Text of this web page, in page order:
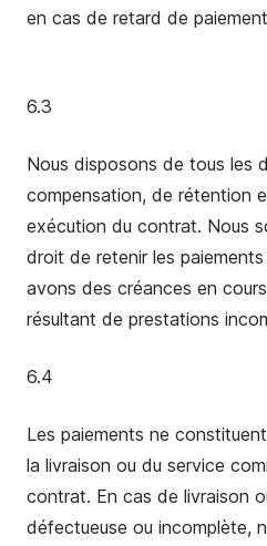
en cas de retard de
6.3
Nous disposons de tous les
compensation, de rétention
exécution du contrat. Nous
droit de retenir les
avons des créances en
résultant de prestations
6.4
Les paiements ne
la livraison ou du service
contrat. En cas de livraison
défectueuse ou incomplète,